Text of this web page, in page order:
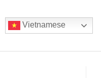
Vietnamese